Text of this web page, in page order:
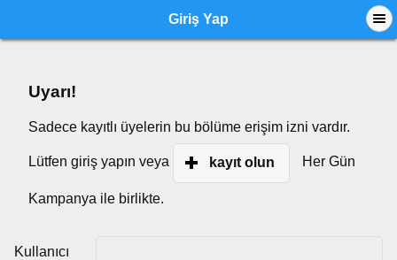
Giriş Yap
Uyarı!
Sadece kayıtlı üyelerin bu bölüme erişim izni vardır.
Lütfen giriş yapın veya kayıt olun Her Gün
Kampanya ile birlikte.
Kullanıcı